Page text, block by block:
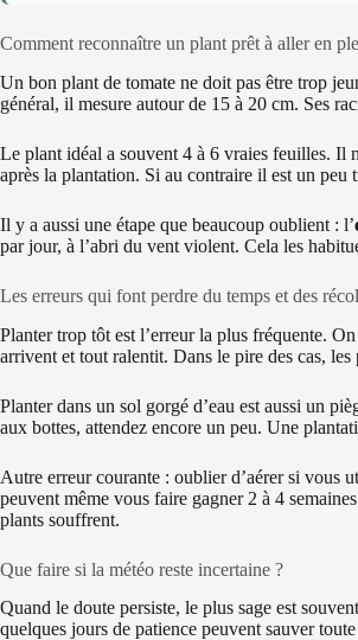
Comment reconnaître un plant prêt à aller en
Un bon plant de tomate ne doit pas être trop
général, il mesure autour de 15 à 20 cm. Ses
Le plant idéal a souvent 4 à 6 vraies feuilles. Il
après la plantation. Si au contraire il est un peu
Il y a aussi une étape que beaucoup oublient : l’
par jour, à l’abri du vent violent. Cela les
Les erreurs qui font perdre du temps et des
Planter trop tôt est l’erreur la plus fréquente.
arrivent et tout ralentit. Dans le pire des cas,
Planter dans un sol gorgé d’eau est aussi un
aux bottes, attendez encore un peu. Une
Autre erreur courante : oublier d’aérer si vous
peuvent même vous faire gagner 2 à 4
plants souffrent.
Que faire si la météo reste incertaine ?
Quand le doute persiste, le plus sage est
quelques jours de patience peuvent sauver